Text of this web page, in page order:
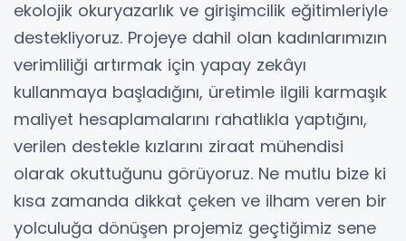
ekolojik okuryazarlık ve girişimcilik eğitimleriyle
destekliyoruz. Projeye dahil olan kadınlarımızın
verimliliği artırmak için yapay zekâyı
kullanmaya başladığını, üretimle ilgili karmaşık
maliyet hesaplamalarını rahatlıkla yaptığını,
verilen destekle kızlarını ziraat mühendisi
olarak okuttuğunu görüyoruz. Ne mutlu bize ki
kısa zamanda dikkat çeken ve ilham veren bir
yolculuğa dönüşen projemiz geçtiğimiz sene